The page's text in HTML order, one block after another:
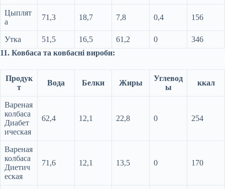
Цыплят
а
71,3 18,7 7,8 0,4 156
Утка 51,5 16,5 61,2 0
346
11. Ковбаса та ковбасні вироби:
Продук
т
Вода Белки Жиры
Углевод
ы
ккал
Вареная
колбаса
Диабет
ическая
62,4 12,1 22,8 0 254
Вареная
колбаса
Диетич
еская
71,6 12,1 13,5 0 170